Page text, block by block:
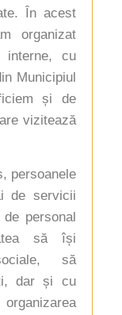
În acest
organizat
interne, cu
Municipiul
și de
vizitează
persoanele
de servicii
personal
să își
să
dar și cu